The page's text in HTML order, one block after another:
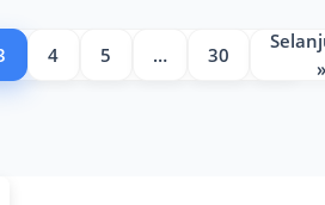
4 5 … 30
»